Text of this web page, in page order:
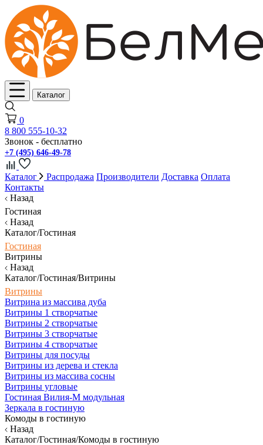
Каталог
0
8 800 555-10-32
Звонок - бесплатно
+7 (495) 646-49-78
Каталог Распродажа Производители Доставка Оплата
Контакты
Назад
Гостиная
Назад
Каталог/Гостиная
Гостиная
Витрины
Назад
Каталог/Гостиная/Витрины
Витрины
Витрина из массива дуба
Витрины 1 створчатые
Витрины 2 створчатые
Витрины 3 створчатые
Витрины 4 створчатые
Витрины для посуды
Витрины из дерева и стекла
Витрины из массива сосны
Витрины угловые
Гостиная Вилия-М модульная
Зеркала в гостиную
Комоды в гостиную
Назад
Каталог/Гостиная/Комоды в гостиную